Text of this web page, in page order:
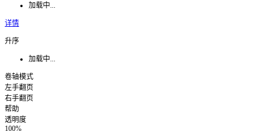
加载中...
详情
升序
加载中...
卷轴模式
左手翻页
右手翻页
帮助
透明度
100%